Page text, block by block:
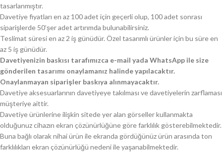
tasarlanmıştır.
Davetiye fiyatları en az 100 adet için geçerli olup, 100 adet sonrası
siparişlerde 50’şer adet artırımda bulunabilirsiniz.
Teslimat süresi en az 2 iş günüdür. Özel tasarımlı ürünler için bu süre en
az 5 iş günüdür.
Davetiyenizin baskısı tarafımızca e-mail yada WhatsApp ile size
gönderilen tasarımı onaylamanız halinde yapılacaktır.
Onaylanmayan siparişler baskıya alınmayacaktır.
Davetiye aksesuarlarının davetiyeye takılması ve davetiyelerin zarflaması
müşteriye aittir.
Davetiye ürünlerine ilişkin sitede yer alan görseller kullanmakta
olduğunuz cihazın ekran çözünürlüğüne göre farklılık gösterebilmektedir.
Buna bağlı olarak nihai ürün ile ekranda gördüğünüz ürün arasında ton
farklılıkları ekran çözünürlüğü nedeni ile yaşanabilmektedir.